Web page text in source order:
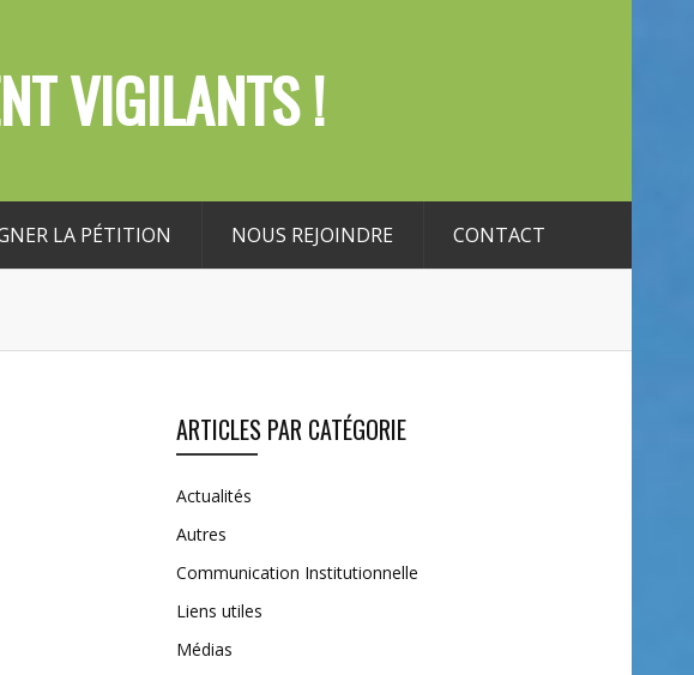
VIGILANTS !
LA PÉTITION NOUS REJOINDRE CONTACT
ARTICLES PAR CATÉGORIE
Actualités
Autres
Communication Institutionnelle
Liens utiles
Médias